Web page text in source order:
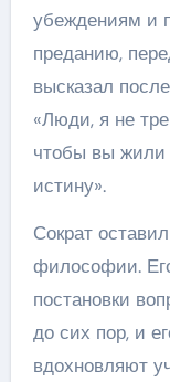
убеждениям и
преданию,
высказал
«Люди, я не
чтобы вы жили
истину».
Сократ
философии.
постановки
до сих пор, и
вдохновляют